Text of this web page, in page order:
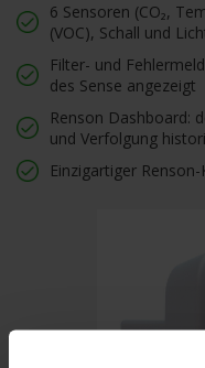
6 Sensoren (CO₂,
(VOC), Schall und
Filter- und
des Sense angezeigt
Renson Dashboard:
und Verfolgung
Einzigartiger